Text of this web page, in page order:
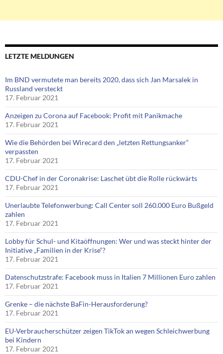
LETZTE MELDUNGEN
Im BND vermutete man bereits 2020, dass sich Jan Marsalek in
Russland versteckt
17. Februar 2021
Anzeigen zu Corona auf Facebook: Profit mit Panikmache
17. Februar 2021
Wie die Behörden bei Wirecard den „letzten Rettungsanker“
verpassten
17. Februar 2021
CDU-Chef in der Coronakrise: Laschet übt die Rolle rückwärts
17. Februar 2021
Unerlaubte Telefonwerbung: Call Center soll 260.000 Euro Bußgeld
zahlen
17. Februar 2021
Lobby für Schul- und Kitaöffnungen: Wer und was steckt hinter der
Initiative „Familien in der Krise“?
17. Februar 2021
Datenschutzstrafe: Facebook muss in Italien 7 Millionen Euro zahlen
17. Februar 2021
Grenke – die nächste BaFin-Herausforderung?
17. Februar 2021
EU-Verbraucherschützer zeigen TikTok an wegen Schleichwerbung
bei Kindern
17. Februar 2021